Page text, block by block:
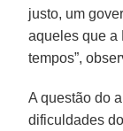
justo, um
aqueles que a
tempos”,
A questão do
dificuldades